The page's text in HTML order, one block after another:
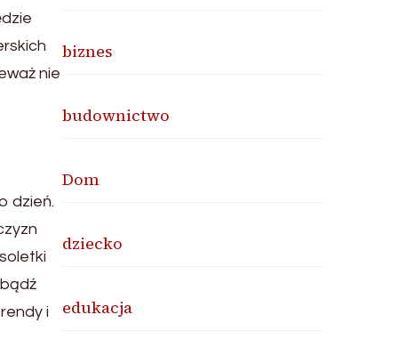
nie
dzień.
i
biznes
budownictwo
Dom
dziecko
edukacja